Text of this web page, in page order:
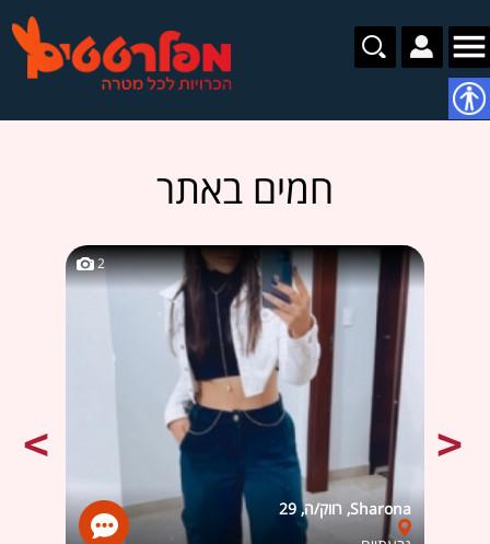
חמים באתר
2
Sharona, רווק/ה, 29